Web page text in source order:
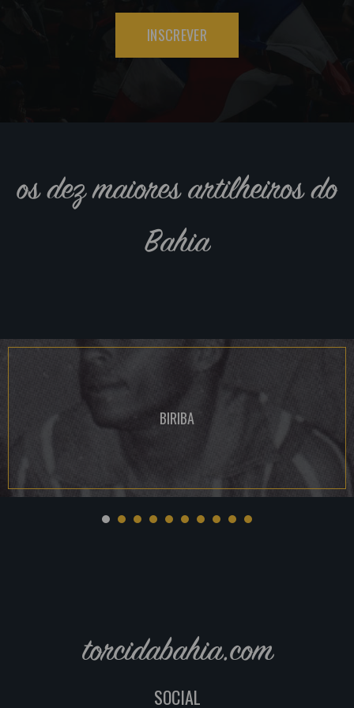
INSCREVER
os dez maiores artilheiros do
Bahia
BIRIBA
torcidabahia.com
SOCIAL